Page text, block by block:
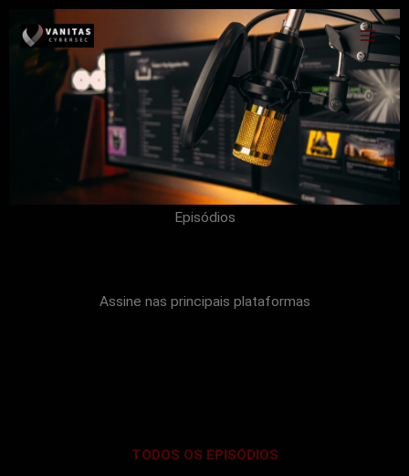
para
conteúdo
Episódios
Assine nas principais plataformas
TODOS OS EPISÓDIOS